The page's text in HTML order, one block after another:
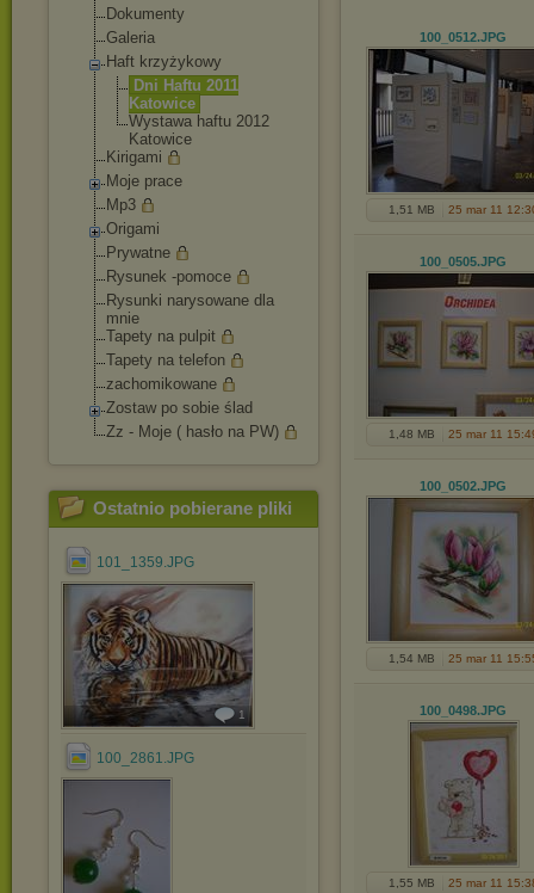
Dokumenty
Galeria
Haft krzyżykowy
Dni Haftu 2011
Katowice
Wystawa haftu 2012
Katowice
Kirigami
Moje prace
Mp3
Origami
Prywatne
Rysunek -pomoce
Rysunki narysowane dla
mnie
Tapety na pulpit
Tapety na telefon
zachomikowane
Zostaw po sobie ślad
Zz - Moje ( hasło na PW)
Ostatnio pobierane pliki
101_1359.JPG
1
100_2861.JPG
100_0512.JPG
1,51 MB 25 mar 11
100_0505.JPG
1,48 MB 25 mar 11
100_0502.JPG
1,54 MB 25 mar 11
100_0498.JPG
1,55 MB 25 mar 11